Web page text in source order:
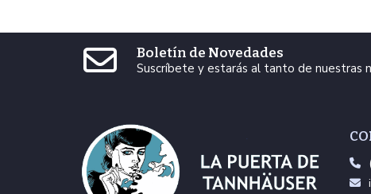
Boletín de Novedades
Suscríbete y estarás al tanto de nuestras